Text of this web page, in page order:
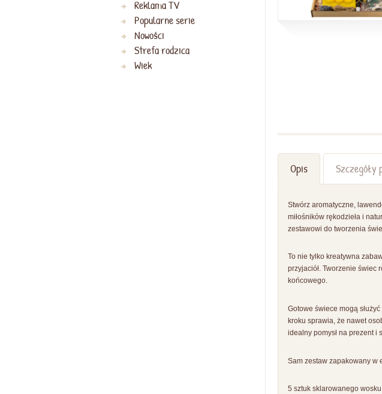
Opis Szczegóły
Stwórz aromatyczne,
miłośników rękodzieła i
zestawowi do tworzenia
To nie tylko kreatywna
przyjaciół. Tworzenie świec
końcowego.
Gotowe świece mogą
kroku sprawia, że nawet
idealny pomysł na prezent i
Sam zestaw zapakowany w
5 sztuk sklarowanego
Reklama TV
Popularne serie
Nowości
Strefa rodzica
Wiek